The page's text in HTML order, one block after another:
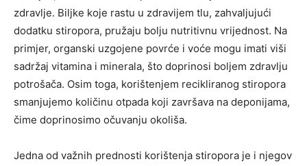
zdravlje. Biljke koje rastu u zdravijem tlu, zahvaljujući
dodatku stiropora, pružaju bolju nutritivnu vrijednost. Na
primjer, organski uzgojene povrće i voće mogu imati viši
sadržaj vitamina i minerala, što doprinosi boljem zdravlju
potrošača. Osim toga, korištenjem recikliranog stiropora
smanjujemo količinu otpada koji završava na deponijama,
čime doprinosimo očuvanju okoliša.
Jedna od važnih prednosti korištenja stiropora je i njegov